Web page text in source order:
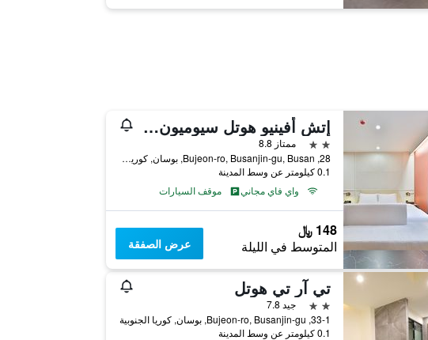
إتش أفينيو هوتل سيوميون ستيشن
2 نجمتين
ممتاز 8.8
28, Bujeon-ro, Busanjin-gu, Busan, بوسان, كوريا الجنوبية
0.1 كيلومتر عن وسط المدينة
واي فاي مجاني
موقف السيارات
148 ﷼
المتوسط في الليلة عرض الصفقة
تي آر تي هوتل
2 نجمتين
جيد 7.8
33-1, Bujeon-ro, Busanjin-gu, بوسان, كوريا الجنوبية
0.1 كيلومتر عن وسط المدينة